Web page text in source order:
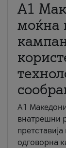
A1
моќна
A1
внатрешни
одговорна